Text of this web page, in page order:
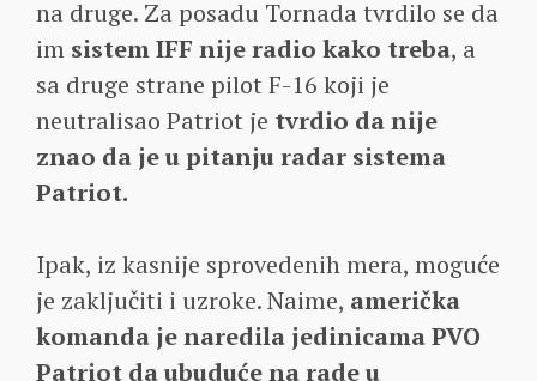
na druge. Za posadu Tornada tvrdilo se da
im sistem IFF nije radio kako treba, a
sa druge strane pilot F-16 koji je
neutralisao Patriot je tvrdio da nije
znao da je u pitanju radar sistema
Patriot.
Ipak, iz kasnije sprovedenih mera, moguće
je zaključiti i uzroke. Naime, američka
komanda je naredila jedinicama PVO
Patriot da ubuduće na rade u